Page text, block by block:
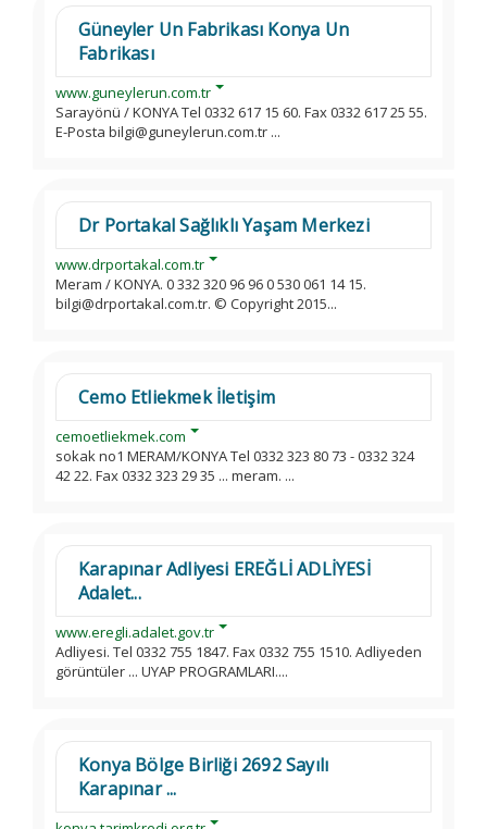
Güneyler Un Fabrikası Konya Un
Fabrikası
www.guneylerun.com.tr
Sarayönü / KONYA Tel 0332 617 15 60. Fax 0332 617 25 55.
E-Posta bilgi@guneylerun.com.tr ...
Dr Portakal Sağlıklı Yaşam Merkezi
www.drportakal.com.tr
Meram / KONYA. 0 332 320 96 96 0 530 061 14 15.
bilgi@drportakal.com.tr. © Copyright 2015...
Cemo Etliekmek İletişim
cemoetliekmek.com
sokak no1 MERAM/KONYA Tel 0332 323 80 73 - 0332 324
42 22. Fax 0332 323 29 35 ... meram. ...
Karapınar Adliyesi EREĞLİ ADLİYESİ
Adalet...
www.eregli.adalet.gov.tr
Adliyesi. Tel 0332 755 1847. Fax 0332 755 1510. Adliyeden
görüntüler ... UYAP PROGRAMLARI....
Konya Bölge Birliği 2692 Sayılı
Karapınar ...